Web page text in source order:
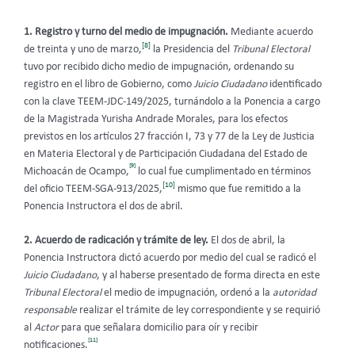
1. Registro y turno del medio de impugnación. Mediante acuerdo
de treinta y uno de marzo, [8] la Presidencia del
Tribunal Electoral
tuvo por recibido dicho medio de impugnación, ordenando su
registro en el libro de Gobierno, como Juicio Ciudadano identificado
con la clave TEEM-JDC-149/2025, turnándolo a la Ponencia a cargo
de la Magistrada Yurisha Andrade Morales, para los efectos
previstos en los artículos 27 fracción I, 73 y 77 de la Ley de Justicia
en Materia Electoral y de Participación Ciudadana del Estado de
Michoacán de Ocampo,
[9]
lo cual fue cumplimentado en términos
del oficio TEEM-SGA-913/2025, [10]
mismo que fue remitido a la
Ponencia Instructora el dos de abril.
2. Acuerdo de radicación y trámite de ley. El dos de abril, la
Ponencia Instructora dictó acuerdo por medio del cual se radicó el
Juicio Ciudadano, y al haberse presentado de forma directa en este
Tribunal Electoralel medio de impugnación, ordenó a la autoridad
responsablerealizar el trámite de ley correspondiente y se requirió
al Actor para que señalara domicilio para oír y recibir
notificaciones.
[11]